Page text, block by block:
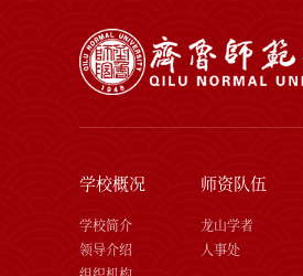
学校概况
学校简介
领导介绍
师资队伍
龙山学者
人事处